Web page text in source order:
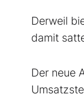
Derweil
damit
Der neue